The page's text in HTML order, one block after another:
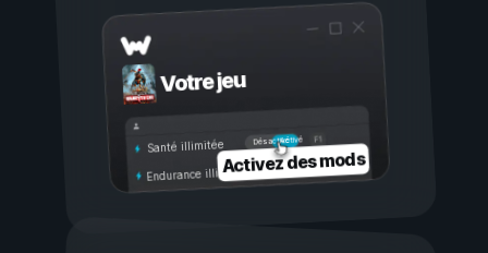
Votre jeu
Activé
Désactivé
Santé illimitée
Endurance illimitéeActivez des mods